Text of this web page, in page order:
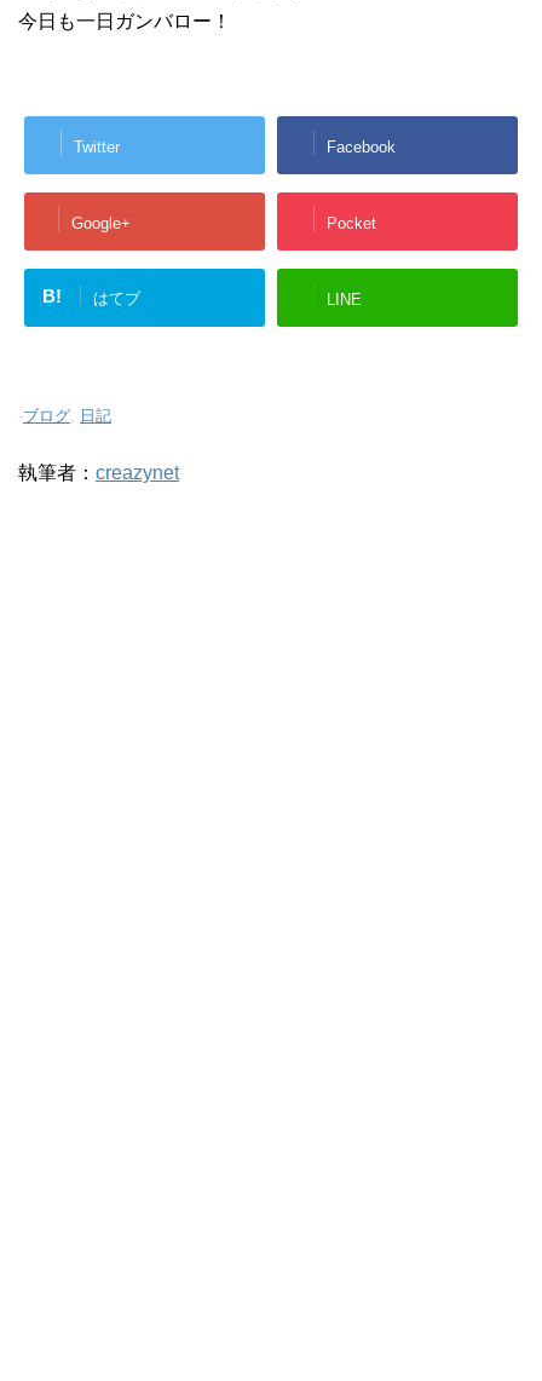
今日も一日ガンバロー！
Twitter Facebook
Google+ Pocket
B! はてブ LINE
-ブログ, 日記
執筆者： creazynet